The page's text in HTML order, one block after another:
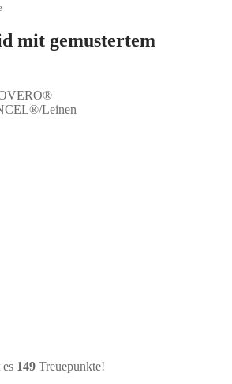
mit gemustertem
Leinen
149 Treuepunkte!